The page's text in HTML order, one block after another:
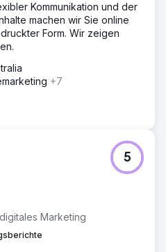
Kommunikation und der
machen wir Sie online
Form. Wir zeigen
+7
Marketing
5